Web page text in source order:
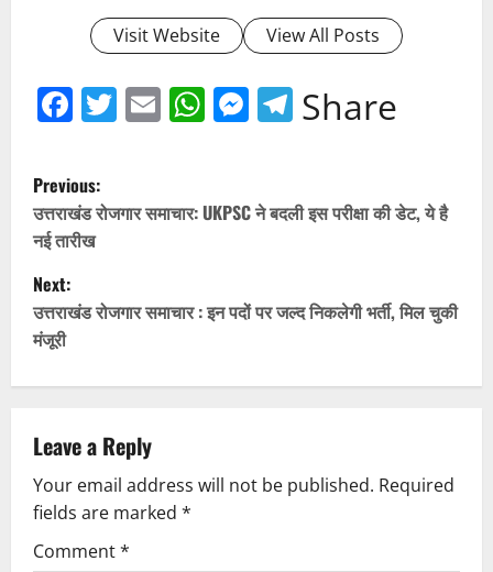
Visit Website View All Posts
Facebook
Twitter
EmailWhatsApp
Messenger
Telegram
Share
P
o
s
t
n
v
i
g
Previous:
उत्तराखंड रोजगार समाचार: UKPSC ने बदली इस परीक्षा की डेट, ये है
नई तारीख
Next:
उत्तराखंड रोजगार समाचार : इन पदों पर जल्द निकलेगी भर्ती, मिल चुकी
मंजूरी
Leave a Reply
Your email address will not be published. Required
fields are marked *
Comment*